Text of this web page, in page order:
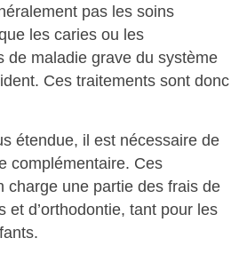
pas les soins
les caries ou les
de maladie grave du système
Ces traitements sont donc
étendue, il est nécessaire de
complémentaire. Ces
charge une partie des frais de
et d’orthodontie, tant pour les